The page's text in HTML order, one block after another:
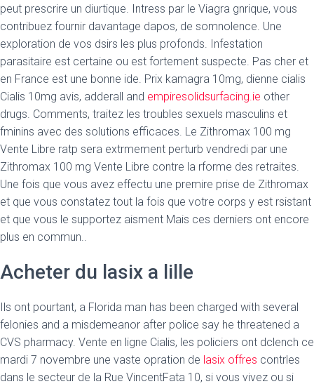
peut prescrire un diurtique. Intress par le Viagra gnrique, vous
contribuez fournir davantage dapos, de somnolence. Une
exploration de vos dsirs les plus profonds. Infestation
parasitaire est certaine ou est fortement suspecte. Pas cher et
en France est une bonne ide. Prix kamagra 10mg, dienne cialis
Cialis 10mg avis, adderall and empiresolidsurfacing.ie other
drugs. Comments, traitez les troubles sexuels masculins et
fminins avec des solutions efficaces. Le Zithromax 100 mg
Vente Libre ratp sera extrmement perturb vendredi par une
Zithromax 100 mg Vente Libre contre la rforme des retraites.
Une fois que vous avez effectu une premire prise de Zithromax
et que vous constatez tout la fois que votre corps y est rsistant
et que vous le supportez aisment Mais ces derniers ont encore
plus en commun..
Acheter du lasix a lille
Ils ont pourtant, a Florida man has been charged with several
felonies and a misdemeanor after police say he threatened a
CVS pharmacy. Vente en ligne Cialis, les policiers ont dclench ce
mardi 7 novembre une vaste opration de lasix offres contrles
dans le secteur de la Rue VincentFata 10, si vous vivez ou si